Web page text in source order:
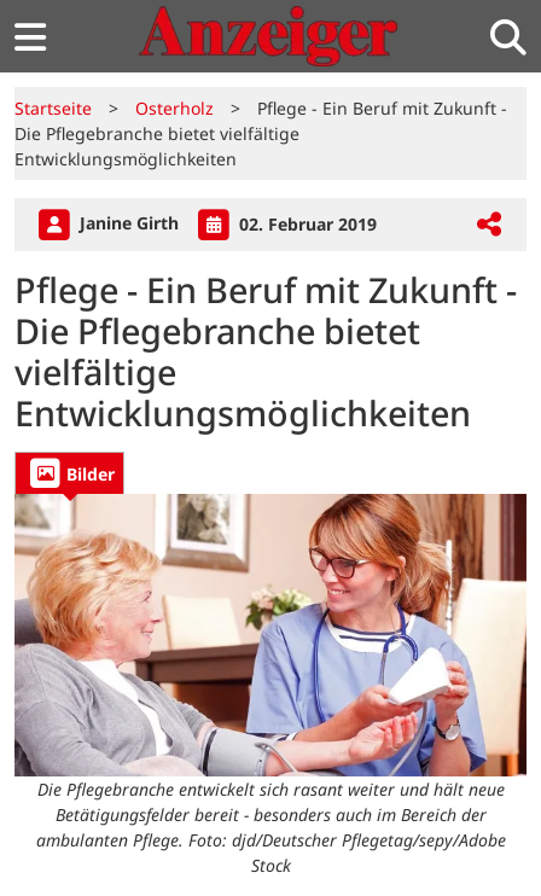
Startseite > Osterholz >
Pflege - Ein Beruf mit Zukunft -
Die Pflegebranche bietet vielfältige
Entwicklungsmöglichkeiten
Janine Girth 02. Februar 2019
Pflege - Ein Beruf mit Zukunft -
Die Pflegebranche bietet
vielfältige
Entwicklungsmöglichkeiten
Bilder
Die Pflegebranche entwickelt sich rasant weiter und hält neue
Betätigungsfelder bereit - besonders auch im Bereich der
ambulanten Pflege. Foto: djd/Deutscher Pflegetag/sepy/Adobe
Stock